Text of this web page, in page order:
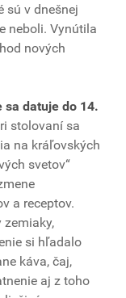
sú v dnešnej
neboli. Vynútila
nových
sa datuje do 14.
stolovaní sa
na kráľovských
svetov“
a receptov.
zemiaky,
si hľadalo
káva, čaj,
aj z toho